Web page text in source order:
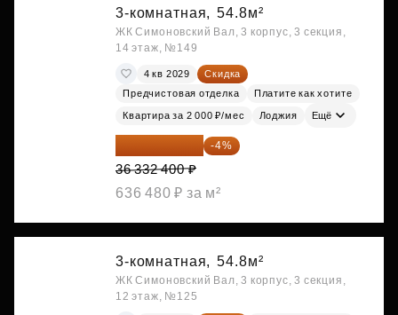
3-комнатная, 54.8м²
ЖК Симоновский Вал, 3 корпус, 3 секция,
14 этаж, №149
4 кв 2029
Скидка
Предчистовая отделка
Платите как хотите
Квартира за 2 000 ₽/мес Лоджия Ещё
34 879 104 ₽ -4%
36 332 400 ₽
636 480 ₽ за м²
3-комнатная, 54.8м²
ЖК Симоновский Вал, 3 корпус, 3 секция,
12 этаж, №125